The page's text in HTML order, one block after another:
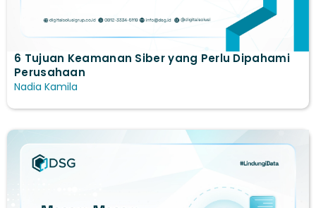
6 Tujuan Keamanan Siber yang Perlu Dipahami
Perusahaan
Nadia Kamila